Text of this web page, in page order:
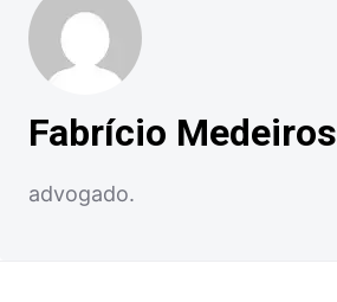
Fabrício Medeiros
advogado.